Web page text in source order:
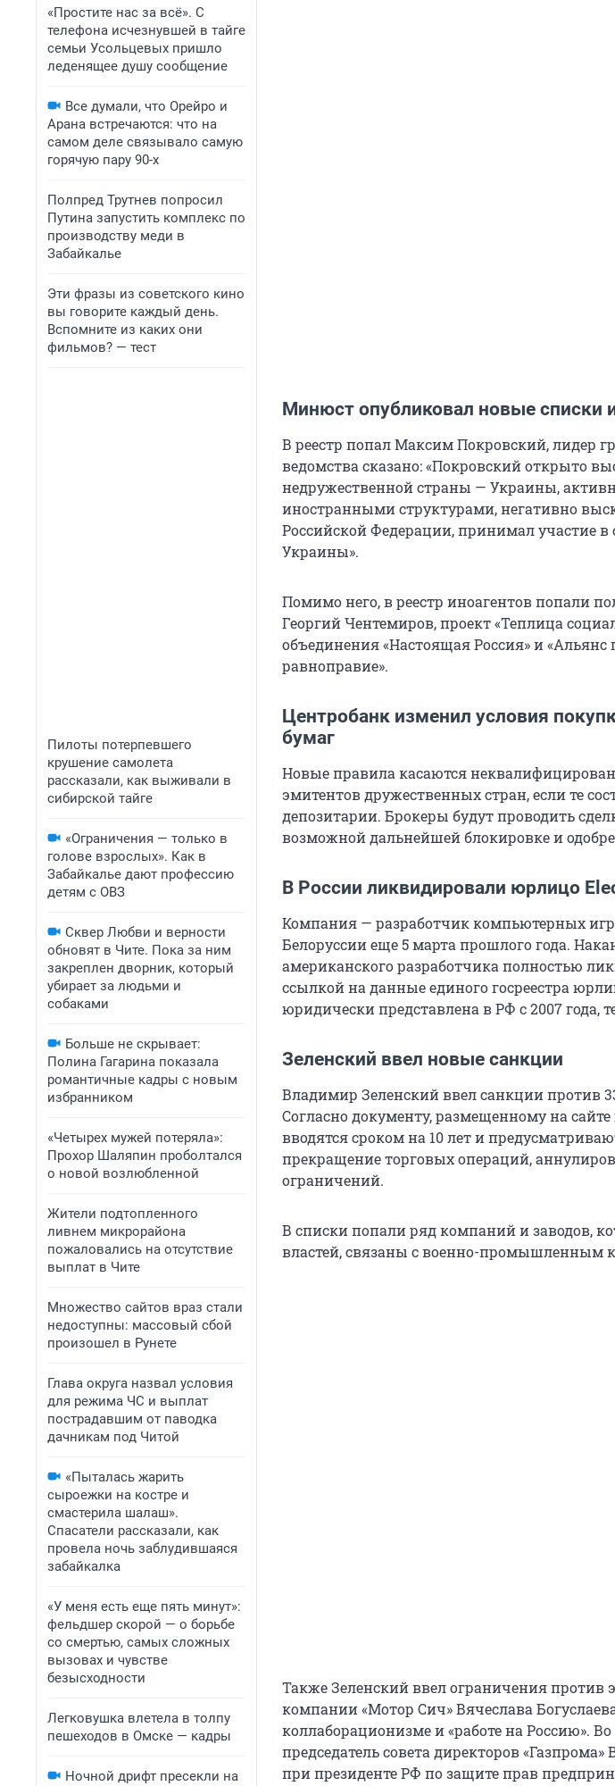
«Простите нас за всё». С
телефона исчезнувшей в тайге
семьи Усольцевых пришло
леденящее душу сообщение
Все думали, что Орейро и
Арана встречаются: что на
самом деле связывало самую
горячую пару 90-х
Полпред Трутнев попросил
Путина запустить комплекс по
производству меди в
Забайкалье
Эти фразы из советского кино
вы говорите каждый день.
Вспомните из каких они
фильмов? — тест
Пилоты потерпевшего
крушение самолета
рассказали, как выживали в
сибирской тайге
«Ограничения — только в
голове взрослых». Как в
Забайкалье дают профессию
детям с ОВЗ
Сквер Любви и верности
обновят в Чите. Пока за ним
закреплен дворник, который
убирает за людьми и
собаками
Больше не скрывает:
Полина Гагарина показала
романтичные кадры с новым
избранником
«Четырех мужей потеряла»:
Прохор Шаляпин проболтался
о новой возлюбленной
Жители подтопленного
ливнем микрорайона
пожаловались на отсутствие
выплат в Чите
Множество сайтов враз стали
недоступны: массовый сбой
произошел в Рунете
Глава округа назвал условия
для режима ЧС и выплат
пострадавшим от паводка
дачникам под Читой
«Пыталась жарить
сыроежки на костре и
смастерила шалаш».
Спасатели рассказали, как
провела ночь заблудившаяся
забайкалка
«У меня есть еще пять минут»:
фельдшер скорой — о борьбе
со смертью, самых сложных
вызовах и чувстве
безысходности
Легковушка влетела в толпу
пешеходов в Омске — кадры
Ночной дрифт пресекли на
Минюст опубликовал новые списки
В реестр попал Максим Покровский, лидер
ведомства сказано: «Покровский открыто
недружественной страны — Украины,
иностранными структурами, негативно
Российской Федерации, принимал участие в
Украины».
Помимо него, в реестр иноагентов попали
Георгий Чентемиров, проект «Теплица
объединения «Настоящая Россия» и «Альянс
равноправие».
Центробанк изменил условия
бумаг
Новые правила касаются
эмитентов дружественных стран, если те
депозитарии. Брокеры будут проводить
возможной дальнейшей блокировке и
В России ликвидировали юрлицо
Компания — разработчик компьютерных
Белоруссии еще 5 марта прошлого года.
американского разработчика полностью
ссылкой на данные единого госреестра
юридически представлена в РФ с 2007 года,
Зеленский ввел новые санкции
Владимир Зеленский ввел санкции против
Согласно документу, размещенному на
вводятся сроком на 10 лет и
прекращение торговых операций,
ограничений.
В списки попали ряд компаний и заводов,
властей, связаны с военно-промышленным
Также Зеленский ввел ограничения против
компании «Мотор Сич» Вячеслава
коллаборационизме и «работе на Россию».
председатель совета директоров
при президенте РФ по защите прав